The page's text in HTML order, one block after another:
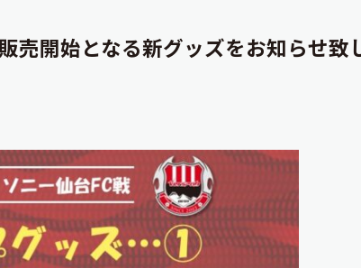
売開始となる新グッズをお知らせ致